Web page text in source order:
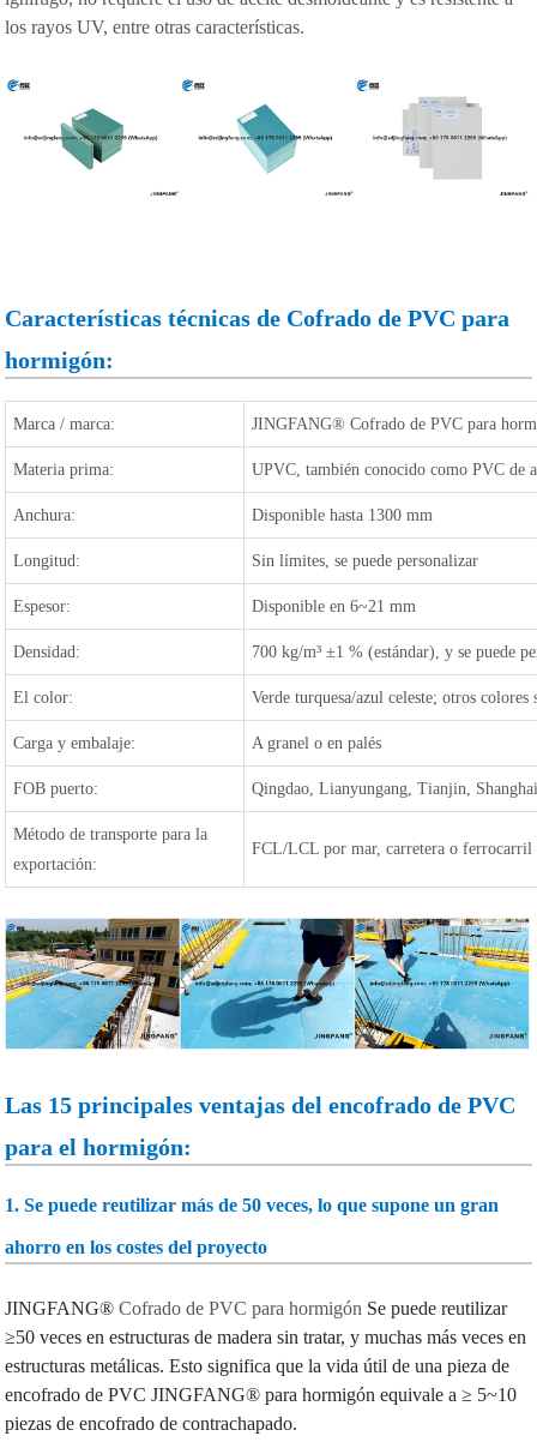
los rayos UV, entre otras características.
Características técnicas de Cofrado de PVC para
hormigón:
Marca / marca: JINGFANG® Cofrado de PVC para
Materia prima: UPVC, también conocido como PVC de
Anchura: Disponible hasta 1300 mm
Longitud: Sin límites, se puede personalizar
Espesor: Disponible en 6~21 mm
Densidad: 700 kg/m³ ±1 % (estándar), y se puede
El color: Verde turquesa/azul celeste; otros colores
Carga y embalaje: A granel o en palés
FOB puerto: Qingdao, Lianyungang, Tianjin,
Método de transporte para la
exportación:
FCL/LCL por mar, carretera o ferrocarril
Las 15 principales ventajas del encofrado de PVC
para el hormigón:
1. Se puede reutilizar más de 50 veces, lo que supone un gran
ahorro en los costes del proyecto
JINGFANG® Cofrado de PVC para hormigón Se puede reutilizar
≥50 veces en estructuras de madera sin tratar, y muchas más veces en
estructuras metálicas. Esto significa que la vida útil de una pieza de
encofrado de PVC JINGFANG® para hormigón equivale a ≥ 5~10
piezas de encofrado de contrachapado.